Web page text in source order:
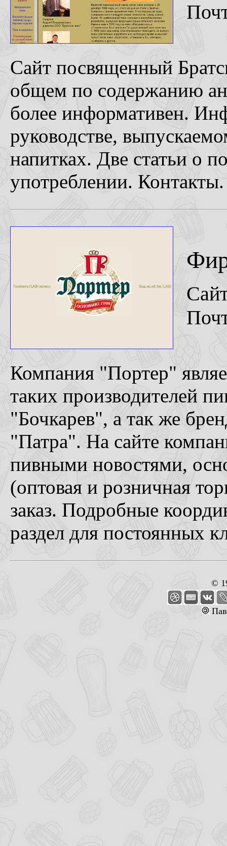
Сайт посвященный
общем по содержанию
более информативен.
руководстве,
напитках. Две статьи о
употреблении. Контакты.
Компания "Портер"
таких производителей
"Бочкарев", а так же
"Патра". На сайте
пивными новостями,
(оптовая и розничная
заказ. Подробные
раздел для постоянных
©